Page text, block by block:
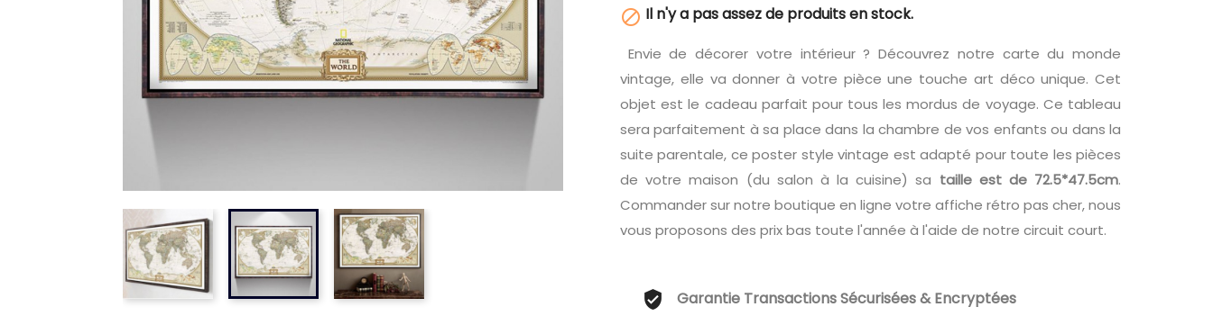
 Il n'y a pas assez de produits en stock.
Envie de décorer votre intérieur ? Découvrez notre carte du monde
vintage, elle va donner à votre pièce une touche art déco unique. Cet
objet est le cadeau parfait pour tous les mordus de voyage. Ce tableau
sera parfaitement à sa place dans la chambre de vos enfants ou dans la
suite parentale, ce poster style vintage est adapté pour toute les pièces
de votre maison (du salon à la cuisine) sa taille est de 72.5*47.5cm.
Commander sur notre boutique en ligne votre affiche rétro pas cher, nous
vous proposons des prix bas toute l'année à l'aide de notre circuit court.
Garantie Transactions Sécurisées & Encryptées